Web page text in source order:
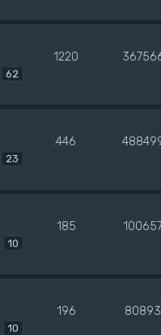
62
1220
23
446
10
185
10
196 80893